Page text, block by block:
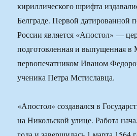
кириллического шрифта
Белграде. Первой датированной
России является «Апостол» —
подготовленная и выпущенная в
первопечатником Иваном
ученика Петра Мстиславца.
«Апостол» создавался в
на Никольской улице. Работа